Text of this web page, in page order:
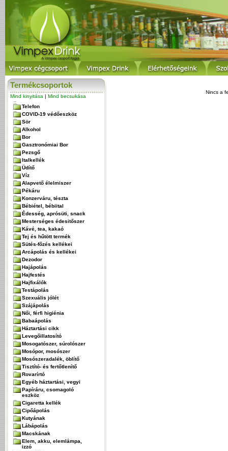
Termékcsoportok
Mind kinyitása | Mind becsukása
Telefon
COVID-19 védőeszköz
Sör
Alkohol
Bor
Gasztronómiai Bor
Pezsgő
Italkellék
Üdítő
Víz
Alapvető élelmiszer
Pékáru
Konzerváru, tészta
Bébiétel, bébiital
Édesség, aprósüti, snack
Mesterséges édesitőszer
Kávé, tea, kakaó
Tej és hűtött termék
Sütés-főzés kellékei
Arcápolás és kellékei
Dezodor
Hajápolás
Hajfestés
Hajfixálók
Testápolás
Szexuális jólét
Szájápolás
Női, férfi higiénia
Babaápolás
Háztartási cikk
Levegőillatosító
Mosogatószer, súrolószer
Mosópor, mosószer
Mosószeradalék, öblítő
Tisztító- és fertőtlenítő
Rovarírtó
Egyéb háztartási, vegyi
Papíráru, csomagoló
eszköz
Cigaretta kellék
Cipőápolás
Kutyának
Lábápolás
Macskának
Elem, akku, elemlámpa,
izzó
Nincs a